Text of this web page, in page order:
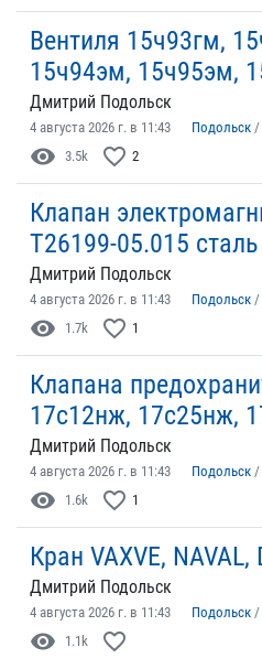
Вентиля 15ч93гм,
15ч94эм, 15ч95эм,
Дмитрий Подольск
4 августа 2026 г. в 11:43 Подольск /
visibility 3.5k favorite_border 2
Клапан
Т26199-05.015
Дмитрий Подольск
4 августа 2026 г. в 11:43 Подольск /
visibility 1.7k favorite_border 1
Клапана
17с12нж, 17с25нж,
Дмитрий Подольск
4 августа 2026 г. в 11:43 Подольск /
visibility 1.6k favorite_border 1
Кран VAXVE, NAVAL,
Дмитрий Подольск
4 августа 2026 г. в 11:43 Подольск /
visibility 1.1k favorite_border